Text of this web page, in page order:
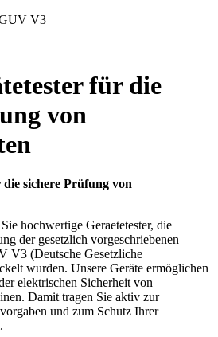
V3
für die
von
sichere Prüfung von
hochwertige Geraetetester, die
der gesetzlich vorgeschriebenen
V3 (Deutsche Gesetzliche
wurden. Unsere Geräte ermöglichen
elektrischen Sicherheit von
Damit tragen Sie aktiv zur
und zum Schutz Ihrer